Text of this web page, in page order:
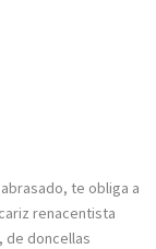
te obliga a
renacentista
de doncellas